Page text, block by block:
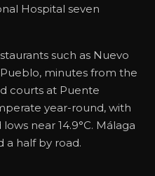
Hospital seven
such as Nuevo
minutes from the
courts at Puente
year-round, with
near 14.9°C. Málaga
a half by road.